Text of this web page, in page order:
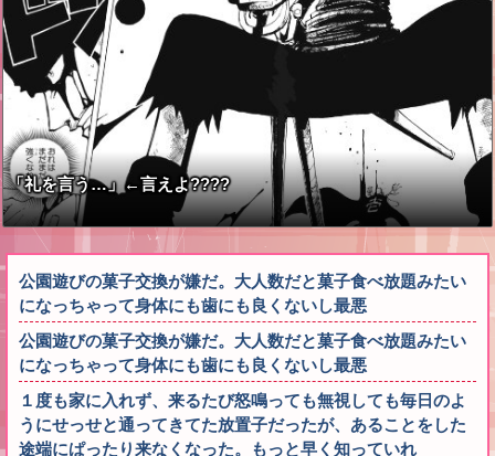
「礼を言う…」←言えよ????
公園遊びの菓子交換が嫌だ。大人数だと菓子食べ放題みたい
になっちゃって身体にも歯にも良くないし最悪
公園遊びの菓子交換が嫌だ。大人数だと菓子食べ放題みたい
になっちゃって身体にも歯にも良くないし最悪
１度も家に入れず、来るたび怒鳴っても無視しても毎日のよ
うにせっせと通ってきてた放置子だったが、あることをした
途端にぱったり来なくなった。もっと早く知っていれ